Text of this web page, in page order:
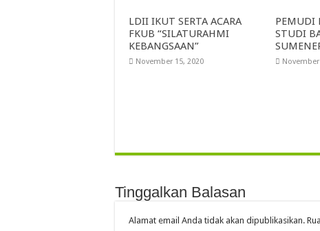
LDII IKUT SERTA ACARA
FKUB “SILATURAHMI
KEBANGSAAN”
November 15, 2020
PEMUDI
STUDI
Tinggalkan Balasan
Alamat email Anda tidak akan dipublikasikan.